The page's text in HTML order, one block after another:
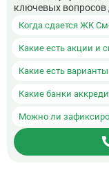
ключевых
Когда сдается ЖК
Какие есть акции и
Какие есть
Какие банки
Можно ли